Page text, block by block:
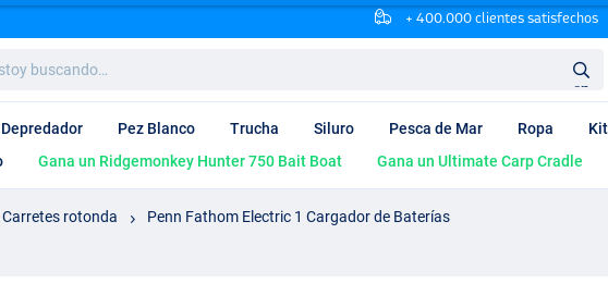
+ 400.000 clientes satisfechos
en
Pez Blanco Trucha Siluro Pesca de Mar Ropa
Gana un Ridgemonkey Hunter 750 Bait Boat Gana un Ultimate Carp Cradle
Carretes rotonda
Penn Fathom Electric 1 Cargador de Baterías